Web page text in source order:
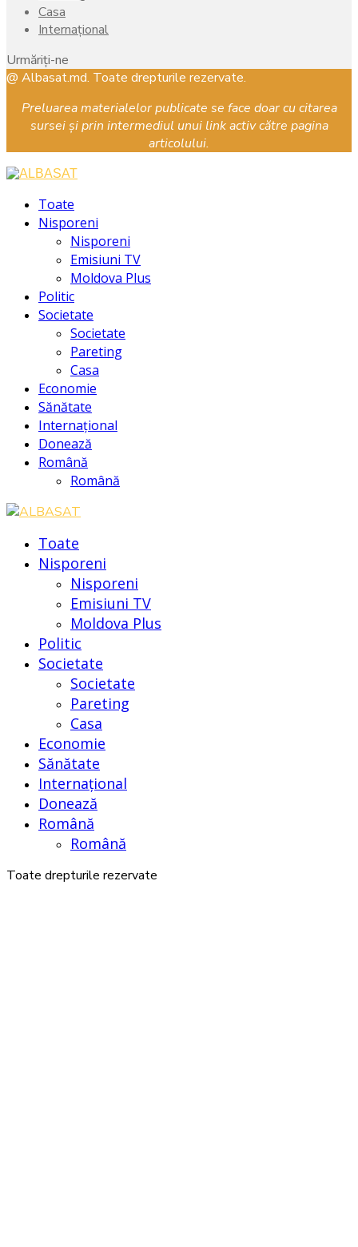
Casa
Internațional
Urmăriți-ne
Facebook
Instagram
Youtube
@ Albasat.md. Toate drepturile rezervate.
Preluarea materialelor publicate se face doar cu citarea
sursei și prin intermediul unui link activ către pagina
articolului.
Toate
Nisporeni
Nisporeni
Emisiuni TV
Moldova Plus
Politic
Societate
Societate
Pareting
Casa
Economie
Sănătate
Internațional
Donează
Română
Română
Toate
Nisporeni
Nisporeni
Emisiuni TV
Moldova Plus
Politic
Societate
Societate
Pareting
Casa
Economie
Sănătate
Internațional
Donează
Română
Română
Toate drepturile rezervate